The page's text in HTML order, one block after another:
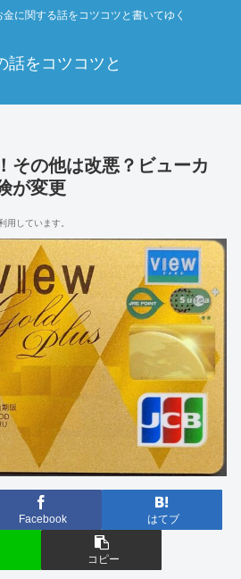
に関する話をコツコツと書いてゆく
話をコツコツと
その他は改悪？ビューカ
が変更
用しています。
Facebook はてブ
コピー